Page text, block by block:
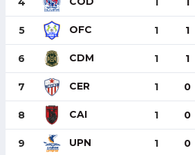
5 OFC 1 1
6 CDM 1 1
7 CER 1 0
8 CAI 1 0
9 UPN 1 0